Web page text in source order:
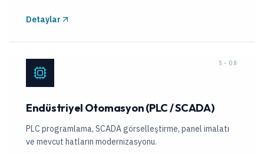
Detaylar
S-08
Endüstriyel Otomasyon (PLC / SCADA)
PLC programlama, SCADA görselleştirme, panel imalatı
ve mevcut hatların modernizasyonu.